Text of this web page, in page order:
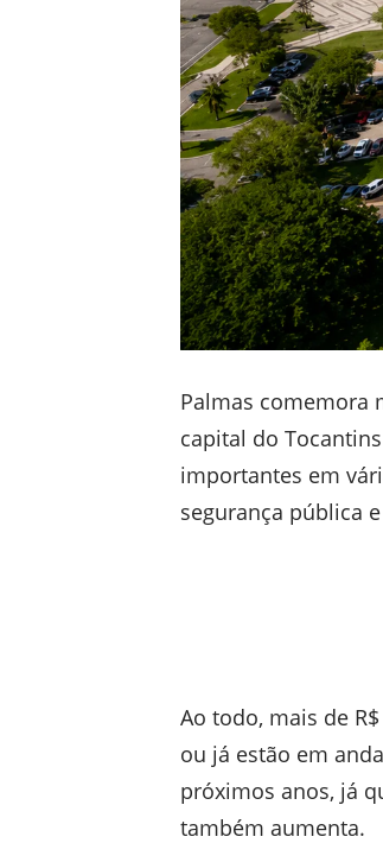
Palmas comemora
capital do
importantes em
segurança pública
Ao todo, mais de
ou já estão em
próximos anos, já
também aumenta.